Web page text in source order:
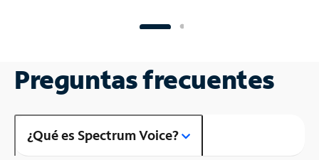
Preguntas frecuentes
¿Qué es Spectrum Voice?